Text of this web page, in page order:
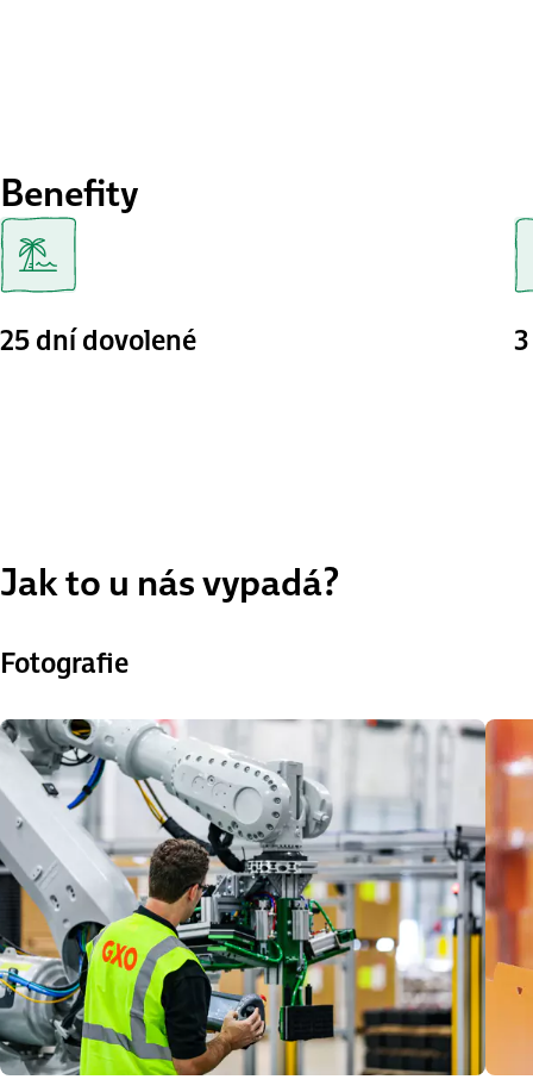
Benefity
25 dní dovolené
Jak to u nás vypadá?
Fotografie